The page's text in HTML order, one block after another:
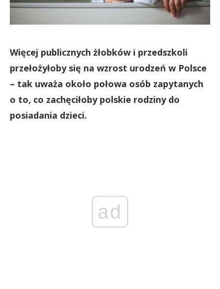
Więcej publicznych żłobków i przedszkoli
przełożyłoby się na wzrost urodzeń w Polsce
– tak uważa około połowa osób zapytanych
o to, co zachęciłoby polskie rodziny do
posiadania dzieci.
ad